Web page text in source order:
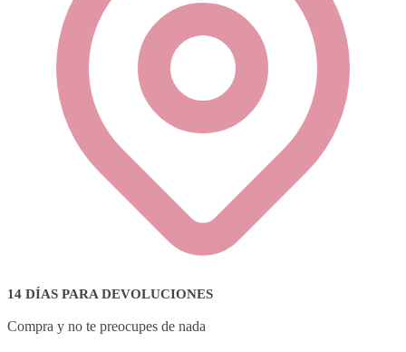
14 DÍAS PARA DEVOLUCIONES
Compra y no te preocupes de nada